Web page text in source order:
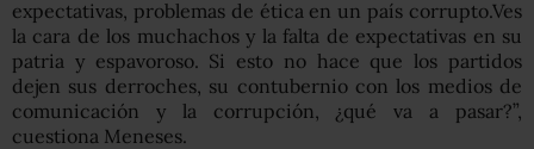
expectativas, problemas de ética en un país corrupto.Ves
la cara de los muchachos y la falta de expectativas en su
patria y espavoroso. Si esto no hace que los partidos
dejen sus derroches, su contubernio con los medios de
comunicación y la corrupción, ¿qué va a pasar?”,
cuestiona Meneses.